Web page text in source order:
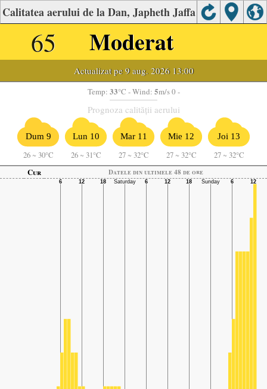
Calitatea aerului de la Dan, Japheth Jaffa
65 Moderat
Actualizat pe 9 aug. 2026 13:00
Temp: 33°C - Wind: 5m/s 0 -
Prognoza calității aerului
Dum 9
26 ~ 30°C
Lun 10
26 ~ 31°C
Mar 11
27 ~ 32°C
Mie 12
27 ~ 32°C
Joi 13
27 ~ 32°C
Cur
Datele din ultimele 48 de ore